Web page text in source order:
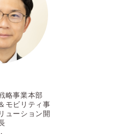
略事業本部
モビリティ事
ューション開